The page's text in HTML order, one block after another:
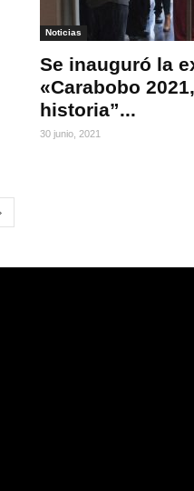
Noticias
Se inauguró la
«Carabobo
historia”...
30 junio, 2021